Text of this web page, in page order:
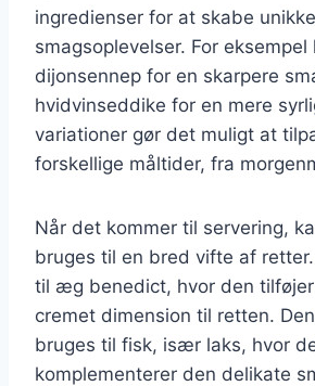
ingredienser for at skabe unikke
smagsoplevelser. For
dijonsennep for en skarpere
hvidvinseddike for en mere
variationer gør det muligt at
forskellige måltider, fra
Når det kommer til servering,
bruges til en bred vifte af
til æg benedict, hvor den
cremet dimension til retten.
bruges til fisk, især laks, hvor
komplementerer den delikate